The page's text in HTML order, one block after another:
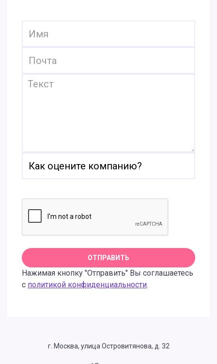
Нажимая кнопку "Отправить" Вы соглашаетесь
с политикой конфиденциальности.
г. Москва, улица Островитянова, д. 32